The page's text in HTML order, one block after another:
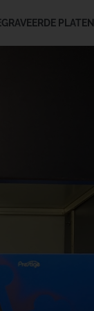
PLATEN